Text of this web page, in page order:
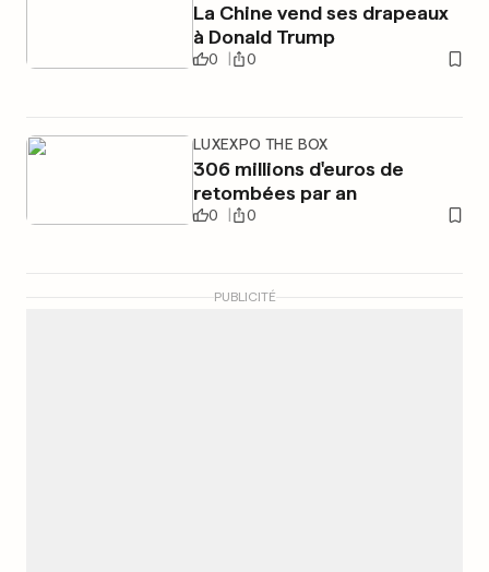
La Chine vend ses drapeaux
à Donald Trump
0 0
LUXEXPO THE BOX
306 millions d'euros de
retombées par an
0 0
PUBLICITÉ